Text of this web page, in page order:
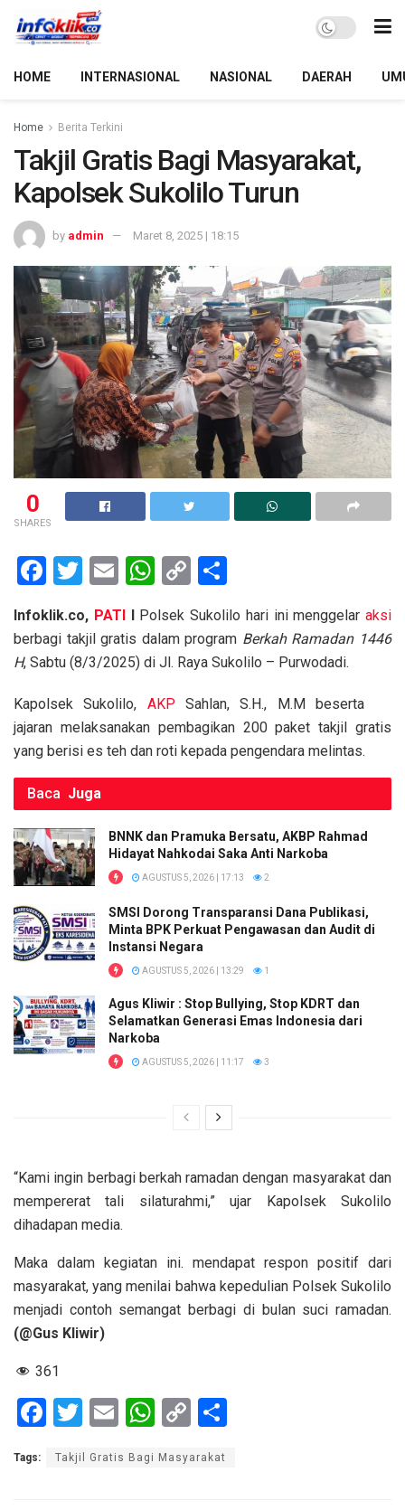
HOME INTERNASIONAL NASIONAL DAERAH
Home Berita Terkini
Takjil Gratis Bagi Masyarakat,
Kapolsek Sukolilo Turun
by admin Maret 8, 2025 | 18:15
0
SHARES
F
ce
b
o
k
T
tt
er
E
ail
W
at
s
p
p
C
py
Li
k
ar
e
Infoklik.co, PATIIPolsek Sukolilo hari ini menggelar aksi
berbagi takjil gratis dalam program Berkah Ramadan 1446
H, Sabtu (8/3/2025) di Jl. Raya Sukolilo – Purwodadi.
Kapolsek Sukolilo, AKP Sahlan, S.H., M.M beserta
jajaran melaksanakan pembagikan 200 paket takjil gratis
yang berisi es teh dan roti kepada pengendara melintas.
Baca Juga
BNNK dan Pramuka Bersatu, AKBP Rahmad
Hidayat Nahkodai Saka Anti Narkoba
AGUSTUS 5, 2026 | 17:13 2
SMSI Dorong Transparansi Dana Publikasi,
Minta BPK Perkuat Pengawasan dan Audit di
Instansi Negara
AGUSTUS 5, 2026 | 13:29 1
Agus Kliwir : Stop Bullying, Stop KDRT dan
Selamatkan Generasi Emas Indonesia dari
Narkoba
AGUSTUS 5, 2026 | 11:17 3
“Kami ingin berbagi berkah ramadan dengan masyarakat dan
mempererat tali silaturahmi,” ujar Kapolsek Sukolilo
dihadapan media.
Maka dalam kegiatan ini. mendapat respon positif dari
masyarakat, yang menilai bahwa kepedulian Polsek Sukolilo
menjadi contoh semangat berbagi di bulan suci ramadan.
(@Gus Kliwir)
361
F
ce
T
tt
E
ail
W
at
C
py
Tags: Takjil Gratis Bagi Masyarakat